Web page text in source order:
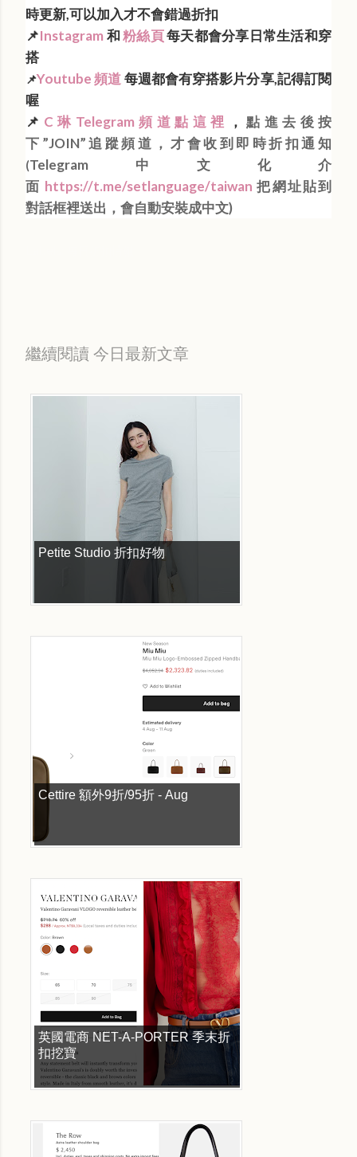
時更新,可以加入才不會錯過折扣
📌Instagram 和粉絲頁每天都會分享日常生活和穿
搭
📌Youtube 頻道每週都會有穿搭影片分享,記得訂閱
喔
📌 C琳Telegram頻道點這裡 ， 點進去後按
下”JOIN”追蹤頻道，才會收到即時折扣通知
(Telegram中文化介
面 https://t.me/setlanguage/taiwan 把網址貼到
對話框裡送出，會自動安裝成中文)
繼續閱讀 今日最新文章
Petite Studio 折扣好物
Cettire 額外9折/95折 - Aug
英國電商 NET-A-PORTER 季末折
扣挖寶